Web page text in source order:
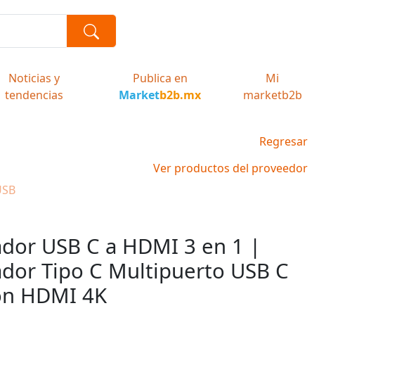
Noticias y
tendencias
Publica en
Marketb2b.mx
Mi
marketb2b
Regresar
Ver productos del proveedor
USB C a HDMI 3 en 1 |
Tipo C Multipuerto USB C
HDMI 4K